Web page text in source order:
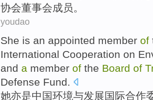
协会董事会成员。
youdao
She is an appointed member of
International Cooperation on
and a member of the Board of
Defense Fund.
她亦是中国环境与发展国际合作